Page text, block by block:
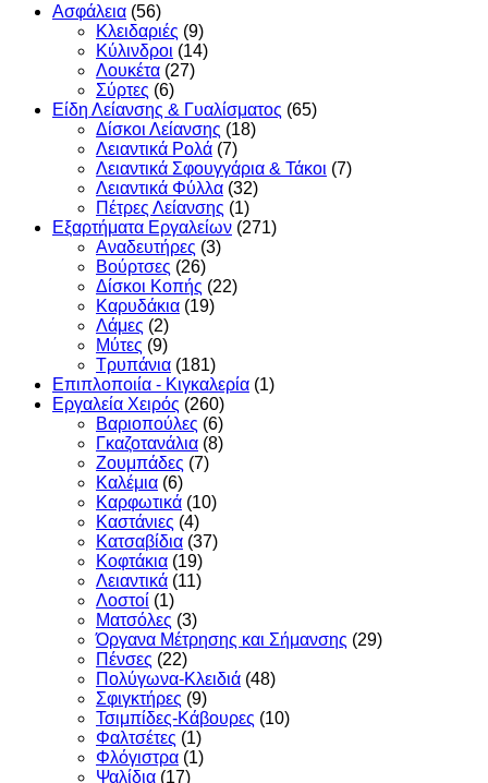
Ασφάλεια (56)
Κλειδαριές (9)
Κύλινδροι (14)
Λουκέτα (27)
Σύρτες (6)
Είδη Λείανσης & Γυαλίσματος (65)
Δίσκοι Λείανσης (18)
Λειαντικά Ρολά (7)
Λειαντικά Σφουγγάρια & Τάκοι (7)
Λειαντικά Φύλλα (32)
Πέτρες Λείανσης (1)
Εξαρτήματα Εργαλείων (271)
Αναδευτήρες (3)
Βούρτσες (26)
Δίσκοι Κοπής (22)
Καρυδάκια (19)
Λάμες (2)
Μύτες (9)
Τρυπάνια (181)
Επιπλοποιία - Κιγκαλερία (1)
Εργαλεία Χειρός (260)
Βαριοπούλες (6)
Γκαζοτανάλια (8)
Ζουμπάδες (7)
Καλέμια (6)
Καρφωτικά (10)
Καστάνιες (4)
Κατσαβίδια (37)
Κοφτάκια (19)
Λειαντικά (11)
Λοστοί (1)
Ματσόλες (3)
Όργανα Μέτρησης και Σήμανσης (29)
Πένσες (22)
Πολύγωνα-Κλειδιά (48)
Σφιγκτήρες (9)
Τσιμπίδες-Κάβουρες (10)
Φαλτσέτες (1)
Φλόγιστρα (1)
Ψαλίδια (17)